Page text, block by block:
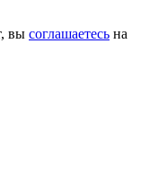
вы соглашаетесь на